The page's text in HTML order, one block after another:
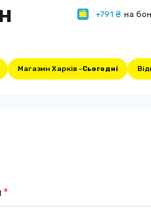
+791 ₴ на
Магазин Харків -Сьогодні
*